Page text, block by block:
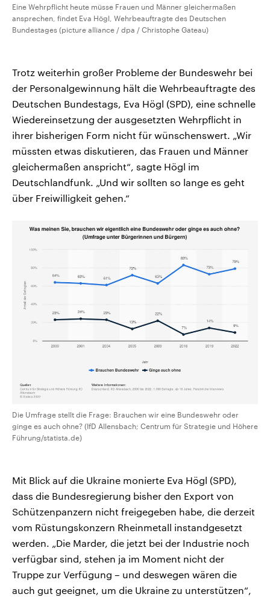
Eine Wehrpflicht heute müsse Frauen und Männer gleichermaßen
ansprechen, findet Eva Högl, Wehrbeauftragte des Deutschen
Bundestages (picture alliance / dpa / Christophe Gateau)
Trotz weiterhin großer Probleme der Bundeswehr bei
der Personalgewinnung hält die Wehrbeauftragte des
Deutschen Bundestags, Eva Högl (SPD), eine schnelle
Wiedereinsetzung der ausgesetzten Wehrpflicht in
ihrer bisherigen Form nicht für wünschenswert. „Wir
müssten etwas diskutieren, das Frauen und Männer
gleichermaßen anspricht“, sagte Högl im
Deutschlandfunk. „Und wir sollten so lange es geht
über Freiwilligkeit gehen.“
Die Umfrage stellt die Frage: Brauchen wir eine Bundeswehr oder
ginge es auch ohne? (IfD Allensbach; Centrum für Strategie und Höhere
Führung/statista.de)
Mit Blick auf die Ukraine monierte Eva Högl (SPD),
dass die Bundesregierung bisher den Export von
Schützenpanzern nicht freigegeben habe, die derzeit
vom Rüstungskonzern Rheinmetall instandgesetzt
werden. „Die Marder, die jetzt bei der Industrie noch
verfügbar sind, stehen ja im Moment nicht der
Truppe zur Verfügung – und deswegen wären die
auch gut geeignet, um die Ukraine zu unterstützen“,